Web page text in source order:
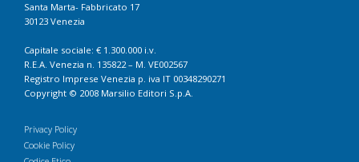
Santa Marta- Fabbricato 17
30123 Venezia
Capitale sociale: € 1.300.000 i.v.
R.E.A. Venezia n. 135822 – M. VE002567
Registro Imprese Venezia p. iva IT 00348290271
Copyright © 2008 Marsilio Editori S.p.A.
Privacy Policy
Cookie Policy